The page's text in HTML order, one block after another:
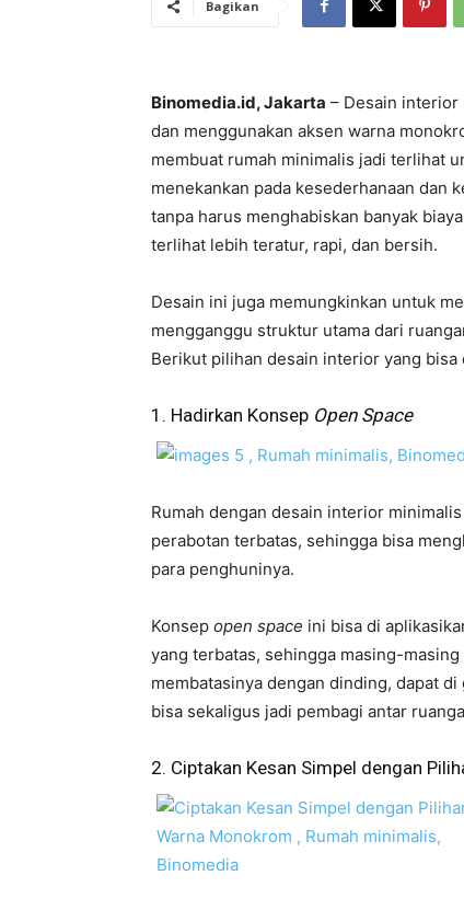
Bagikan
Binomedia.id, Jakarta – Desain interior
dan menggunakan aksen warna
membuat rumah minimalis jadi terlihat
menekankan pada kesederhanaan dan
tanpa harus menghabiskan banyak
terlihat lebih teratur, rapi, dan bersih.
Desain ini juga memungkinkan untuk
mengganggu struktur utama dari
Berikut pilihan desain interior yang bisa
1. Hadirkan Konsep Open Space
Rumah dengan desain interior
perabotan terbatas, sehingga bisa
para penghuninya.
Konsep open space ini bisa di
yang terbatas, sehingga masing-
membatasinya dengan dinding, dapat
bisa sekaligus jadi pembagi antar
2. Ciptakan Kesan Simpel dengan